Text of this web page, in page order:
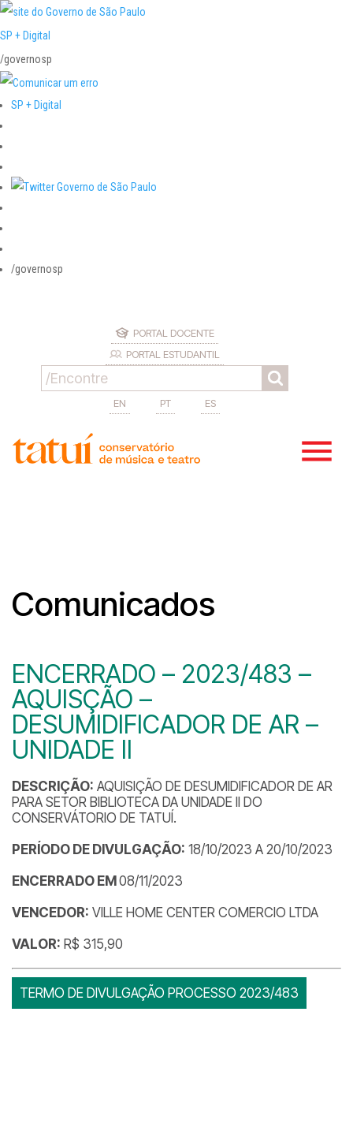
SP + Digital
/governosp
SP + Digital
/governosp
PORTAL DOCENTE
PORTAL ESTUDANTIL
EN PT ES
Comunicados
ENCERRADO – 2023/483 –
AQUISÇÃO –
DESUMIDIFICADOR DE AR –
UNIDADE II
DESCRIÇÃO: AQUISIÇÃO DE DESUMIDIFICADOR DE AR
PARA SETOR BIBLIOTECA DA UNIDADE II DO
CONSERVÁTORIO DE TATUÍ.
PERÍODO DE DIVULGAÇÃO: 18/10/2023 A 20/10/2023
ENCERRADO EM 08/11/2023
VENCEDOR: VILLE HOME CENTER COMERCIO LTDA
VALOR: R$ 315,90
TERMO DE DIVULGAÇÃO PROCESSO 2023/483